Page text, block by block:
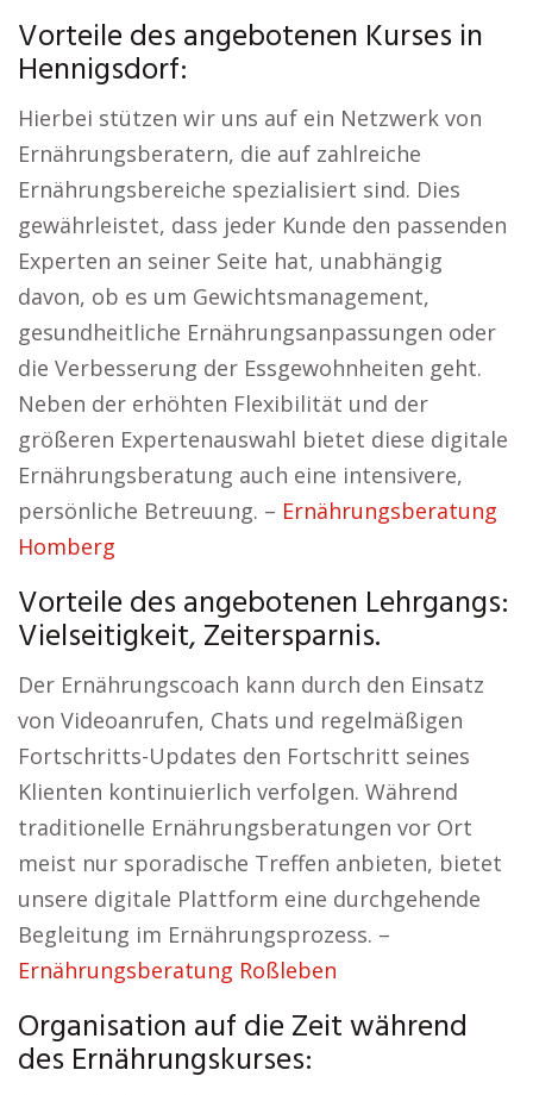
Vorteile des angebotenen Kurses in
Hennigsdorf:
Hierbei stützen wir uns auf ein Netzwerk von
Ernährungsberatern, die auf zahlreiche
Ernährungsbereiche spezialisiert sind. Dies
gewährleistet, dass jeder Kunde den passenden
Experten an seiner Seite hat, unabhängig
davon, ob es um Gewichtsmanagement,
gesundheitliche Ernährungsanpassungen oder
die Verbesserung der Essgewohnheiten geht.
Neben der erhöhten Flexibilität und der
größeren Expertenauswahl bietet diese digitale
Ernährungsberatung auch eine intensivere,
persönliche Betreuung. – Ernährungsberatung
Homberg
Vorteile des angebotenen Lehrgangs:
Vielseitigkeit, Zeitersparnis.
Der Ernährungscoach kann durch den Einsatz
von Videoanrufen, Chats und regelmäßigen
Fortschritts-Updates den Fortschritt seines
Klienten kontinuierlich verfolgen. Während
traditionelle Ernährungsberatungen vor Ort
meist nur sporadische Treffen anbieten, bietet
unsere digitale Plattform eine durchgehende
Begleitung im Ernährungsprozess. –
Ernährungsberatung Roßleben
Organisation auf die Zeit während
des Ernährungskurses: